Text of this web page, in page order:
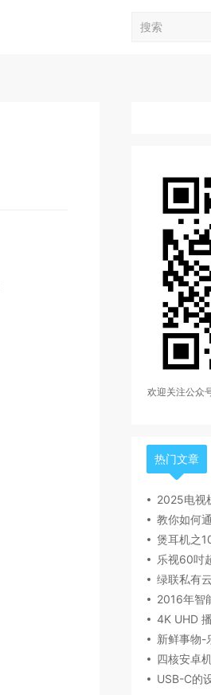
欢迎关注公众
热门文章
煲耳机之
乐视60吋
2016年智
4K UHD
新鲜事物-
USB-C的